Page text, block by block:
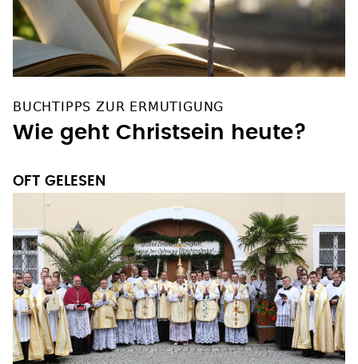
BUCHTIPPS ZUR ERMUTIGUNG
Wie geht Christsein heute?
OFT GELESEN